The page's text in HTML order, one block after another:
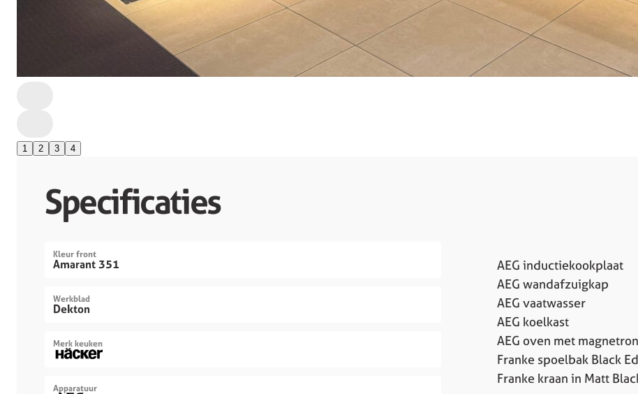
1 2 3 4
Specificaties
Kleur front
Amarant 351
Werkblad
Dekton
Merk keuken
Apparatuur
AEG inductiekookplaat
AEG wandafzuigkap
AEG vaatwasser
AEG koelkast
AEG oven met
Franke spoelbak Black
Franke kraan in Matt